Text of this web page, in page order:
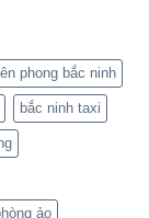
phong bắc ninh
bắc ninh taxi
ảo